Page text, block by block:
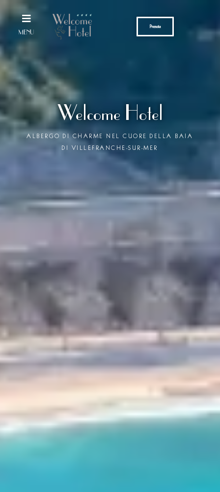
contenuto
MENU
Prenota
Welcome Hotel
ALBERGO DI CHARME NEL CUORE DELLA BAIA
DI VILLEFRANCHE-SUR-MER